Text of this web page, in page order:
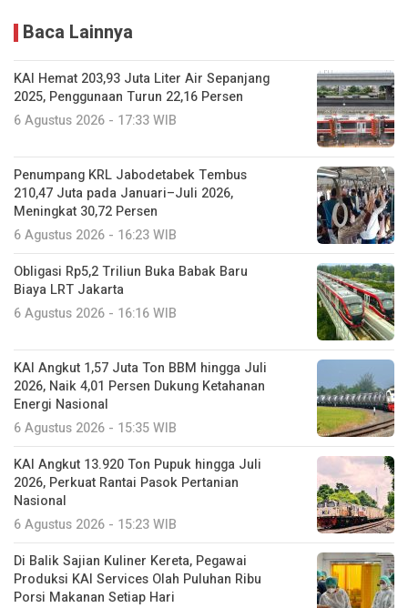
Baca Lainnya
KAI Hemat 203,93 Juta Liter Air Sepanjang
2025, Penggunaan Turun 22,16 Persen
6 Agustus 2026 - 17:33 WIB
Penumpang KRL Jabodetabek Tembus
210,47 Juta pada Januari–Juli 2026,
Meningkat 30,72 Persen
6 Agustus 2026 - 16:23 WIB
Obligasi Rp5,2 Triliun Buka Babak Baru
Biaya LRT Jakarta
6 Agustus 2026 - 16:16 WIB
KAI Angkut 1,57 Juta Ton BBM hingga Juli
2026, Naik 4,01 Persen Dukung Ketahanan
Energi Nasional
6 Agustus 2026 - 15:35 WIB
KAI Angkut 13.920 Ton Pupuk hingga Juli
2026, Perkuat Rantai Pasok Pertanian
Nasional
6 Agustus 2026 - 15:23 WIB
Di Balik Sajian Kuliner Kereta, Pegawai
Produksi KAI Services Olah Puluhan Ribu
Porsi Makanan Setiap Hari